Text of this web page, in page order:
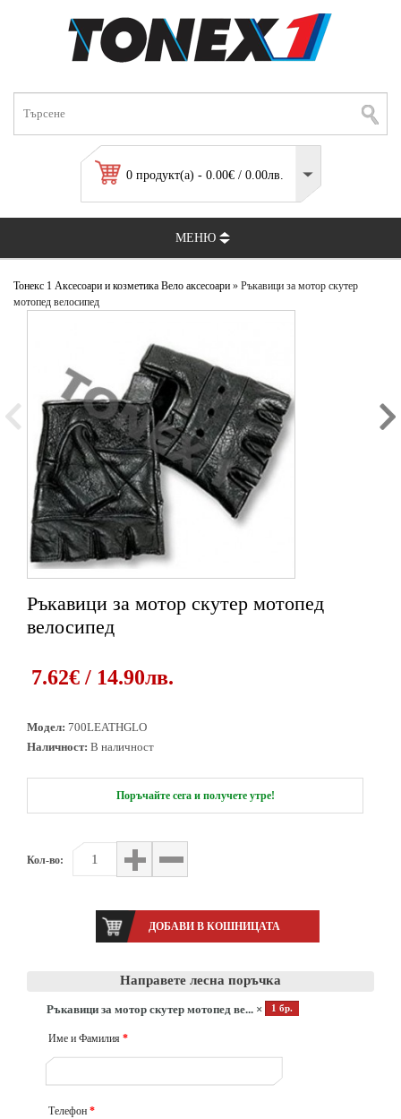
0 продукт(а) - 0.00€ / 0.00лв.
МЕНЮ
Тонекс 1 Аксесоари и козметика Вело аксесоари » Ръкавици за мотор скутер
мотопед велосипед
Ръкавици за мотор скутер мотопед
велосипед
7.62€ / 14.90лв.
Модел: 700LEATHGLO
Наличност: В наличност
Поръчайте сега и получете утре!
Кол-во:
Направете лесна поръчка
Ръкавици за мотор скутер мотопед ве... × 1 бр.
Име и Фамилия *
Телефон *